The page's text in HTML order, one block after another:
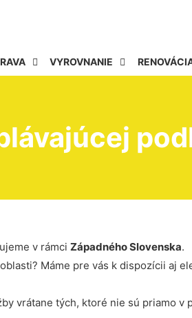
VYROVNANIE
v rámci Západného Slovenska.
Máme pre vás k dispozícii aj
vrátane tých, ktoré nie sú priamo v